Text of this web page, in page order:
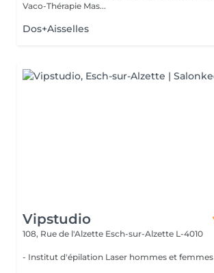
Vaco-Thérapie Mas...
Dos+Aisselles
Vipstudio
108, Rue de l'Alzette Esch-sur-Alzette L-4010
- Institut d'épilation Laser hommes et femmes